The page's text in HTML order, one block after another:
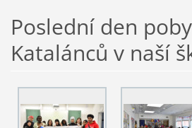
Poslední den
Katalánců v naší